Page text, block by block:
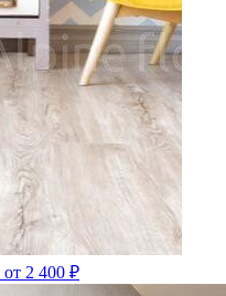
от 2 400 ₽